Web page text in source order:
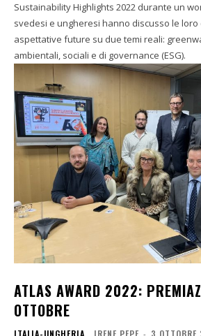
Sustainability Highlights 2022 durante un
svedesi e ungheresi hanno discusso le
aspettative future su due temi reali:
ambientali, sociali e di governance (ESG).
ATLAS AWARD 2022:
OTTOBRE
ITALIA-UNGHERIA IRENE PEPE - 3